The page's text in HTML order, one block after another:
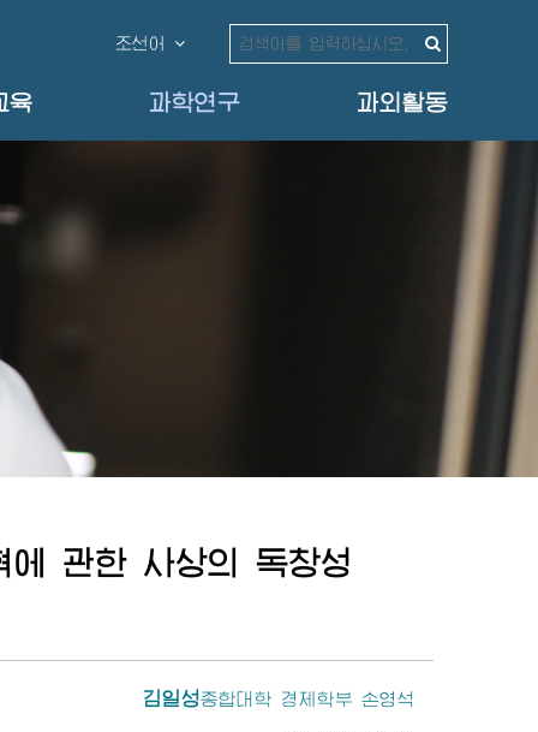
조선어
육 과학연구 과외활동
관한 사상의 독창성
김일성종합대학 경제학부 손영석